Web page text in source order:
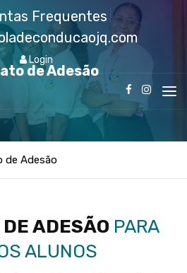
Frequentes
Login
de Adesão
de Adesão
ADESÃO PARA
ALUNOS